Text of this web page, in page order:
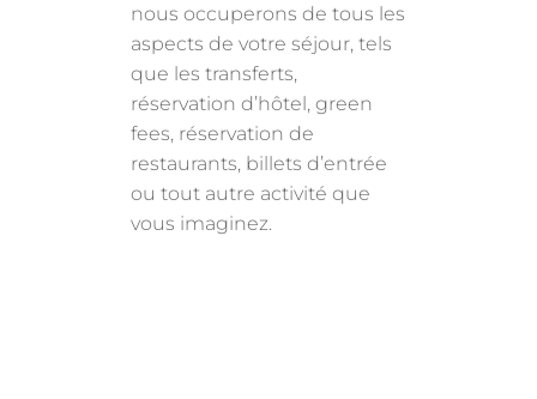
nous occuperons de tous les
aspects de votre séjour, tels
que les transferts,
réservation d’hôtel, green
fees, réservation de
restaurants, billets d’entrée
ou tout autre activité que
vous imaginez.